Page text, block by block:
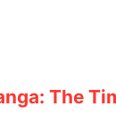
The